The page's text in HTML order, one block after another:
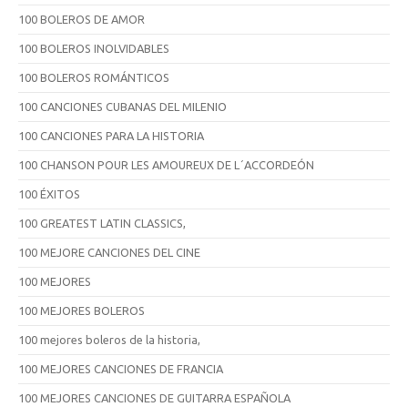
100 BOLEROS DE AMOR
100 BOLEROS INOLVIDABLES
100 BOLEROS ROMÁNTICOS
100 CANCIONES CUBANAS DEL MILENIO
100 CANCIONES PARA LA HISTORIA
100 CHANSON POUR LES AMOUREUX DE L´ACCORDEÓN
100 ÉXITOS
100 GREATEST LATIN CLASSICS,
100 MEJORE CANCIONES DEL CINE
100 MEJORES
100 MEJORES BOLEROS
100 mejores boleros de la historia,
100 MEJORES CANCIONES DE FRANCIA
100 MEJORES CANCIONES DE GUITARRA ESPAÑOLA